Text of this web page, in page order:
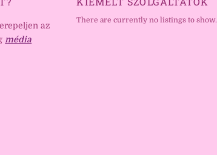
az
média
There are currently no listings to show.